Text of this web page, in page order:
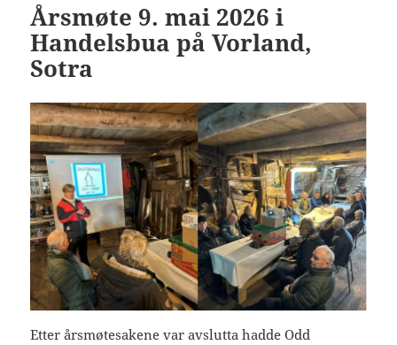
Årsmøte 9. mai 2026 i
Handelsbua på Vorland,
Sotra
Etter årsmøtesakene var avslutta hadde Odd